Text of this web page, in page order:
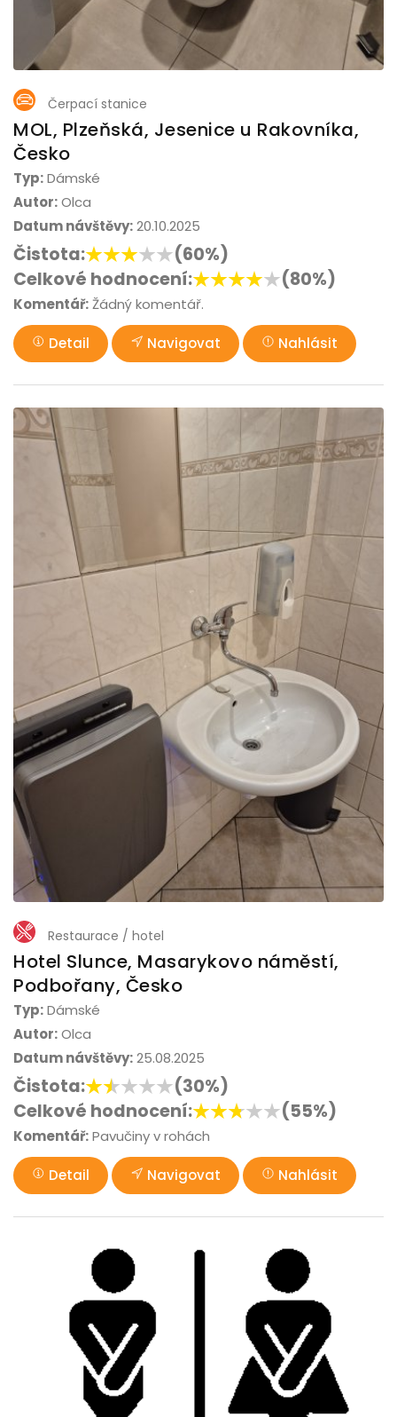
Čerpací stanice
MOL, Plzeňská, Jesenice u Rakovníka,
Česko
Typ:Dámské
Autor:Olca
Datum návštěvy:20.10.2025
Čistota:
(60%)
Celkové hodnocení:
(80%)
Komentář:Žádný komentář.
Detail Navigovat Nahlásit
Restaurace / hotel
Hotel Slunce, Masarykovo náměstí,
Podbořany, Česko
Typ:Dámské
Autor:Olca
Datum návštěvy:25.08.2025
Čistota:
(30%)
Celkové hodnocení:
(55%)
Komentář:Pavučiny v rohách
Detail Navigovat Nahlásit